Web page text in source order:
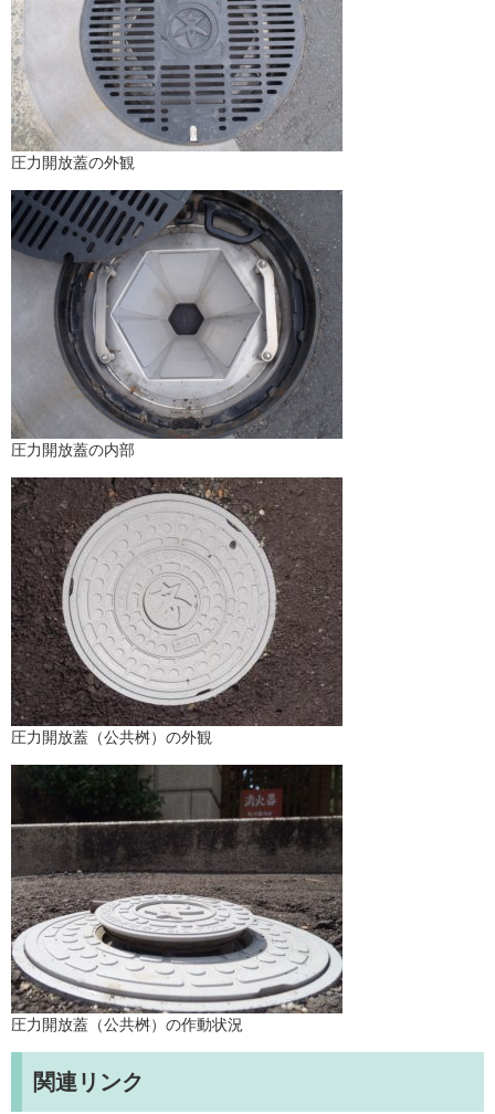
圧力開放蓋の外観
圧力開放蓋の内部
圧力開放蓋（公共桝）の外観
圧力開放蓋（公共桝）の作動状況
関連リンク